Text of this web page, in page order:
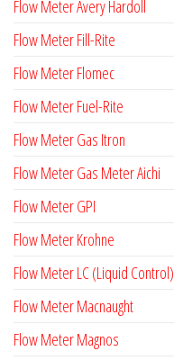
Flow Meter Avery Hardoll
Flow Meter Fill-Rite
Flow Meter Flomec
Flow Meter Fuel-Rite
Flow Meter Gas Itron
Flow Meter Gas Meter Aichi
Flow Meter GPI
Flow Meter Krohne
Flow Meter LC (Liquid Control)
Flow Meter Macnaught
Flow Meter Magnos